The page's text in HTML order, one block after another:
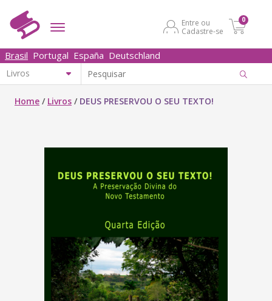
Entre ou
Cadastre-se
0
Brasil Portugal España Deutschland
Home / Livros / DEUS PRESERVOU O SEU TEXTO!